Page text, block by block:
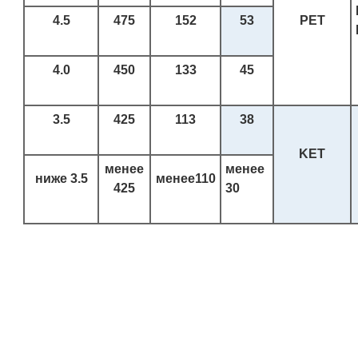
PET
4.5 475 152 53
4.0 450 133 45
3.5 425 113 38
KET
ниже3.5
менее
425
менее110
менее
30